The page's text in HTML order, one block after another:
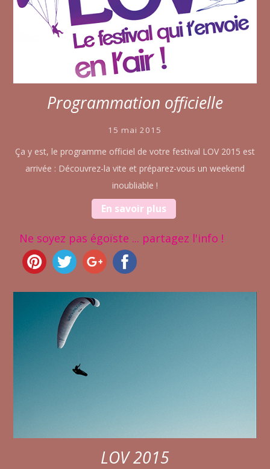
Programmation officielle
15 mai 2015
Ça y est, le programme officiel de votre festival LOV 2015 est
arrivée : Découvrez-la vite et préparez-vous un weekend
inoubliable !
En savoir plus
Ne soyez pas égoïste ... partagez l'info !
LOV 2015